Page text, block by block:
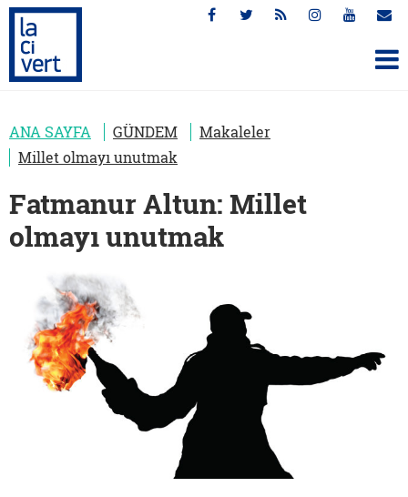
ANA SAYFA GÜNDEM
Makaleler
Millet olmayı unutmak
Fatmanur Altun: Millet
olmayı unutmak